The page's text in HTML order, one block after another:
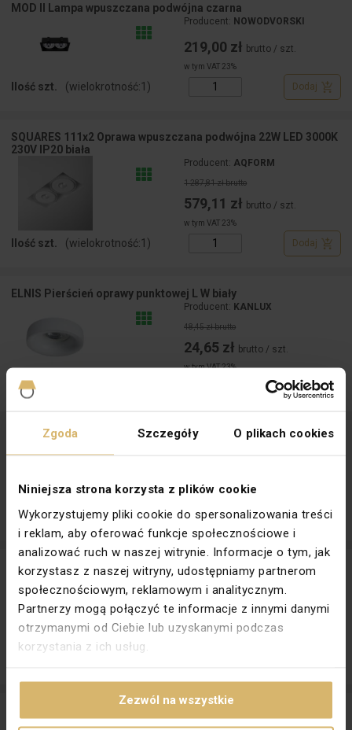
Zgoda Szczegóły O plikach cookies
Niniejsza strona korzysta z plików cookie
Wykorzystujemy pliki cookie do spersonalizowania treści
i reklam, aby oferować funkcje społecznościowe i
analizować ruch w naszej witrynie. Informacje o tym, jak
korzystasz z naszej witryny, udostępniamy partnerom
społecznościowym, reklamowym i analitycznym.
Partnerzy mogą połączyć te informacje z innymi danymi
otrzymanymi od Ciebie lub uzyskanymi podczas
korzystania z ich usług.
Zezwól na wszystkie
MOD II Lampa wpuszczana podwójna czarna
Producent: NOWODVORSKI
219,00 zł brutto / szt.
w tym VAT 23%
Ilość szt. (wielokrotność:1 ) Dodaj
SQUARES 111x2 Oprawa wpuszczana podwójna 22W LED 3000K
230V IP20 biała
Producent: AQFORM
1 287,81 zł brutto
579,11 zł brutto / szt.
w tym VAT 23%
Ilość szt. (wielokrotność:1 ) Dodaj
ELNIS Pierścień oprawy punktowej L W biały
Producent: KANLUX
48,45 zł brutto
24,65 zł brutto / szt.
w tym VAT 23%
Ilość szt. Dodaj
GOVIK Pierścień oprawy punktowej biały DSO-W
w tym VAT 23%
Ilość szt. (wielokrotność:1) Dodaj
MINI GORD Pierścień oprawy punktowej czarny DLP-50-B
Producent: KANLUX
28,40 zł brutto / szt.
PORTO Oprawa wpuszczana GU10 IP20 chrom
Producent:GTV